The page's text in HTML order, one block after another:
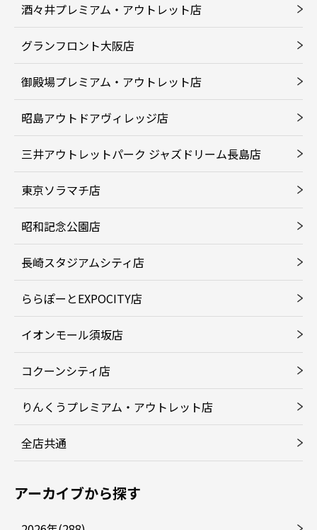
酒々井プレミアム・アウトレット店
グランフロント大阪店
御殿場プレミアム・アウトレット店
昭島アウトドアヴィレッジ店
三井アウトレットパーク ジャズドリーム長島店
東京ソラマチ店
昭和記念公園店
長崎スタジアムシティ店
ららぽーとEXPOCITY店
イオンモール須坂店
コクーンシティ店
りんくうプレミアム・アウトレット店
全店共通
アーカイブから探す